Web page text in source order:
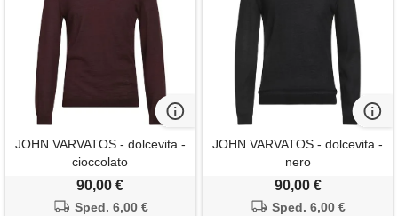
JOHN VARVATOS - dolcevita -
cioccolato
90,00 €
Sped. 6,00 €
JOHN VARVATOS - dolcevita -
nero
90,00 €
Sped. 6,00 €